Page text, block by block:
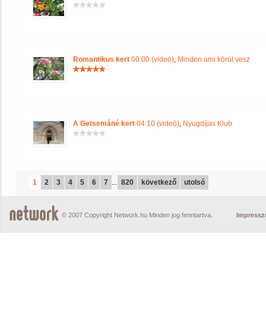
Romantikus kert 00:00 (videó), Minden ami körül vesz
A Getsemáné kert 04:10 (videó), Nyugdíjas Klub
1 2 3 4 5 6 7 ... 820 következő utolsó
© 2007 Copyright Network.hu Minden jog fenntartva.